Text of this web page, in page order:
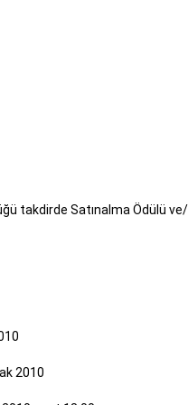
takdirde Satınalma Ödülü
2010